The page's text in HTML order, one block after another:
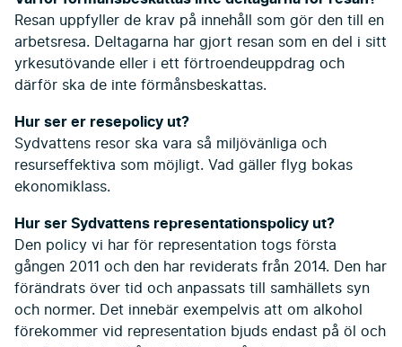
Resan uppfyller de krav på innehåll som gör den till en
arbetsresa. Deltagarna har gjort resan som en del i sitt
yrkesutövande eller i ett förtroendeuppdrag och
därför ska de inte förmånsbeskattas.
Hur ser er resepolicy ut?
Sydvattens resor ska vara så miljövänliga och
resurseffektiva som möjligt. Vad gäller flyg bokas
ekonomiklass.
Hur ser Sydvattens representationspolicy ut?
Den policy vi har för representation togs första
gången 2011 och den har reviderats från 2014. Den har
förändrats över tid och anpassats till samhällets syn
och normer. Det innebär exempelvis att om alkohol
förekommer vid representation bjuds endast på öl och